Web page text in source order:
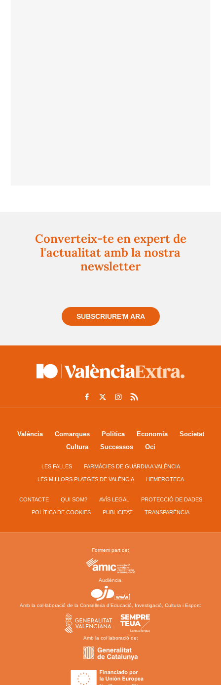
Converteix-te en expert de
l'actualitat amb la nostra
newsletter
SUBSCRIURE'M ARA
València Comarques Política Economía
Societat
Cultura
Successos Oci
LES FALLES FARMÀCIES DE GUÀRDIA A VALÈNCIA
LES MILLORS PLATGES DE VALÈNCIA HEMEROTECA
CONTACTE QUI SOM? AVÍS LEGAL PROTECCIÓ DE DADES
POLÍTICA DE COOKIES PUBLICITAT TRANSPARÈNCIA
Formem part de:
Audiència:
Amb la col·laboració de la Conselleria d’Educació, Investigació, Cultura i Esport:
Amb la col·laboració de: